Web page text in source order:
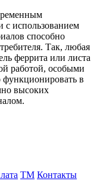
с использованием
способно
Так, любая
феррита или листа
работой, особыми
функционировать в
высоких
TM Контакты